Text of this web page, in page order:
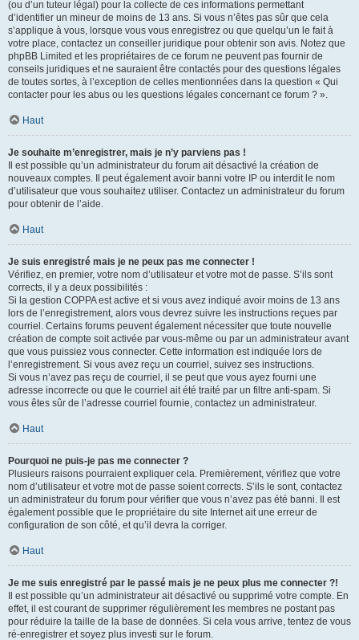
(ou d’un tuteur légal) pour la collecte de ces informations permettant
d’identifier un mineur de moins de 13 ans. Si vous n’êtes pas sûr que cela
s’applique à vous, lorsque vous vous enregistrez ou que quelqu’un le fait à
votre place, contactez un conseiller juridique pour obtenir son avis. Notez que
phpBB Limited et les propriétaires de ce forum ne peuvent pas fournir de
conseils juridiques et ne sauraient être contactés pour des questions légales
de toutes sortes, à l’exception de celles mentionnées dans la question « Qui
contacter pour les abus ou les questions légales concernant ce forum ? ».
Haut
Je souhaite m’enregistrer, mais je n’y parviens pas !
Il est possible qu’un administrateur du forum ait désactivé la création de
nouveaux comptes. Il peut également avoir banni votre IP ou interdit le nom
d’utilisateur que vous souhaitez utiliser. Contactez un administrateur du forum
pour obtenir de l’aide.
Haut
Je suis enregistré mais je ne peux pas me connecter !
Vérifiez, en premier, votre nom d’utilisateur et votre mot de passe. S’ils sont
corrects, il y a deux possibilités :
Si la gestion COPPA est active et si vous avez indiqué avoir moins de 13 ans
lors de l’enregistrement, alors vous devrez suivre les instructions reçues par
courriel. Certains forums peuvent également nécessiter que toute nouvelle
création de compte soit activée par vous-même ou par un administrateur avant
que vous puissiez vous connecter. Cette information est indiquée lors de
l’enregistrement. Si vous avez reçu un courriel, suivez ses instructions.
Si vous n’avez pas reçu de courriel, il se peut que vous ayez fourni une
adresse incorrecte ou que le courriel ait été traité par un filtre anti-spam. Si
vous êtes sûr de l’adresse courriel fournie, contactez un administrateur.
Haut
Pourquoi ne puis-je pas me connecter ?
Plusieurs raisons pourraient expliquer cela. Premièrement, vérifiez que votre
nom d’utilisateur et votre mot de passe soient corrects. S’ils le sont, contactez
un administrateur du forum pour vérifier que vous n’avez pas été banni. Il est
également possible que le propriétaire du site Internet ait une erreur de
configuration de son côté, et qu’il devra la corriger.
Haut
Je me suis enregistré par le passé mais je ne peux plus me connecter ?!
Il est possible qu’un administrateur ait désactivé ou supprimé votre compte. En
effet, il est courant de supprimer régulièrement les membres ne postant pas
pour réduire la taille de la base de données. Si cela vous arrive, tentez de vous
ré-enregistrer et soyez plus investi sur le forum.